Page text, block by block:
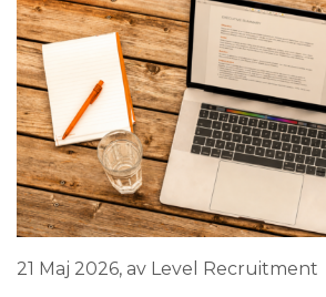
21 Maj 2026, av Level Recruitment